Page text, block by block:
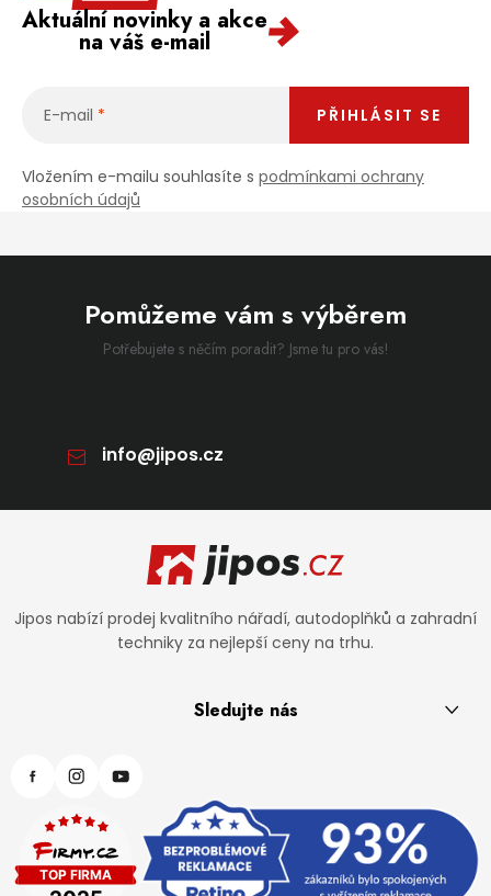
Aktuální novinky a akce
na váš e-mail
E-mail
Vložením e-mailu souhlasíte s podmínkami ochrany
osobních údajů
PŘIHLÁSIT SE
Pomůžeme vám s výběrem
Potřebujete s něčím poradit? Jsme tu pro vás!
info@jipos.cz
Zápatí
Jipos nabízí prodej kvalitního nářadí, autodoplňků a zahradní
techniky za nejlepší ceny na trhu.
Sledujte nás